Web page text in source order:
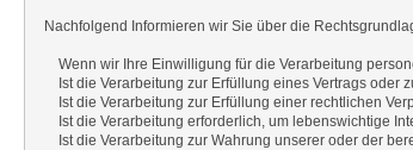
Nachfolgend Informieren wir Sie über die
Wenn wir Ihre Einwilligung für die Verarbeitung
Ist die Verarbeitung zur Erfüllung eines Vertrags oder
Ist die Verarbeitung zur Erfüllung einer rechtlichen
Ist die Verarbeitung erforderlich, um lebenswichtige
Ist die Verarbeitung zur Wahrung unserer oder der